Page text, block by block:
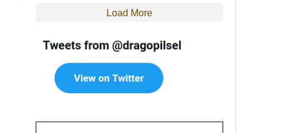
Load More